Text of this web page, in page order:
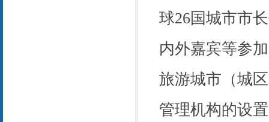
球26国城市市
内外嘉宾等参
旅游城市（城
管理机构的设